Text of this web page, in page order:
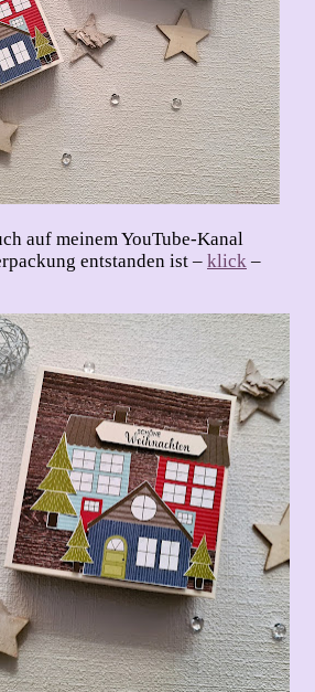
auf meinem YouTube-Kanal
entstanden ist – klick –